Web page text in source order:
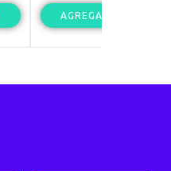
AGREGAR AL